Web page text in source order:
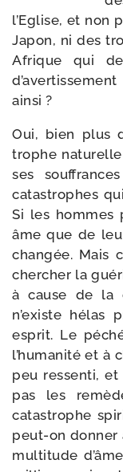
l’Eglise, et non
Japon, ni des
Afrique qui
ainsi ?
Oui, bien plus
trophe
ses
catas­trophes
Si les hommes
âme que de
chan­gée. Mais
cher­cher la
à cause de la
n’existe hélas
esprit. Le
l’humanité et à
peu res­sen­ti, et
pas les
catas­trophe
peut-​on don­ner
mul­ti­tude